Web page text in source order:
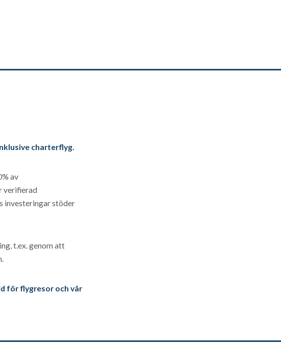
charterflyg.
av
verifierad
investeringar stöder
t.ex. genom att
för flygresor och vår